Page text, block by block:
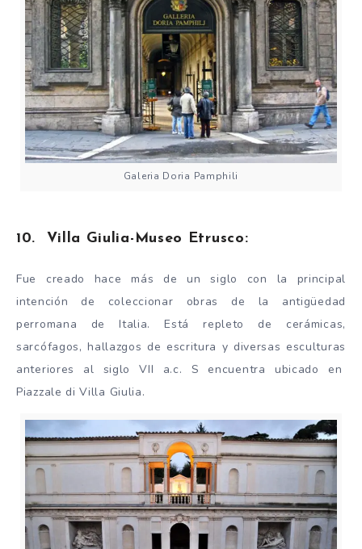
Galeria Doria Pamphili
10. Villa Giulia-Museo Etrusco:
Fue creado hace más de un siglo con la principal
intención de coleccionar obras de la antigüedad
perromana de Italia. Está repleto de cerámicas,
sarcófagos, hallazgos de escritura y diversas esculturas
anteriores al siglo VII a.c. S encuentra ubicado en
Piazzale di Villa Giulia.